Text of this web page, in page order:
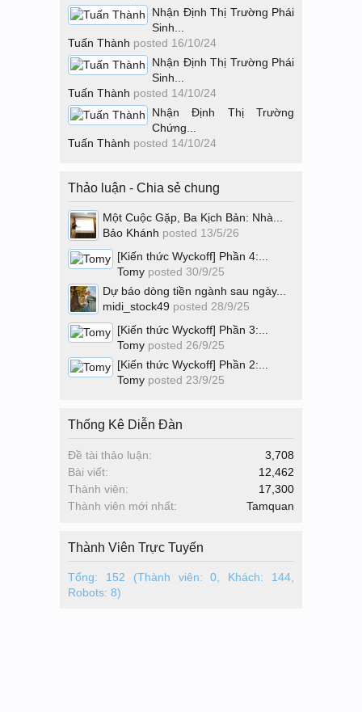
Nhận Định Thị Trường Phái
Sinh...
Tuấn Thành posted 16/10/24
Nhận Định Thị Trường Phái
Sinh...
Tuấn Thành posted 14/10/24
Nhận Định Thị Trường
Chứng...
Tuấn Thành posted 14/10/24
Thảo luận - Chia sẻ chung
Một Cuộc Gặp, Ba Kịch Bản: Nhà...
Bảo Khánh posted 13/5/26
[Kiến thức Wyckoff] Phần 4:...
Tomy posted 30/9/25
Dự báo dòng tiền ngành sau ngày...
midi_stock49 posted 28/9/25
[Kiến thức Wyckoff] Phần 3:...
Tomy posted 26/9/25
[Kiến thức Wyckoff] Phần 2:...
Tomy posted 23/9/25
Thống Kê Diễn Đàn
Đề tài thảo luận:
3,708
Bài viết:
12,462
Thành viên:
17,300
Thành viên mới nhất:
Tamquan
Thành Viên Trực Tuyến
Tổng: 152 (Thành viên: 0, Khách: 144,
Robots: 8)